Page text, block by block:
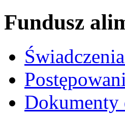
Fundusz
Dokumenty